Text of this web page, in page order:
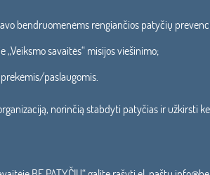
bendruomenėms rengiančios patyčių
savaitės“ misijos viešinimo;
paslaugomis.
norinčią stabdyti patyčias ir užkirsti